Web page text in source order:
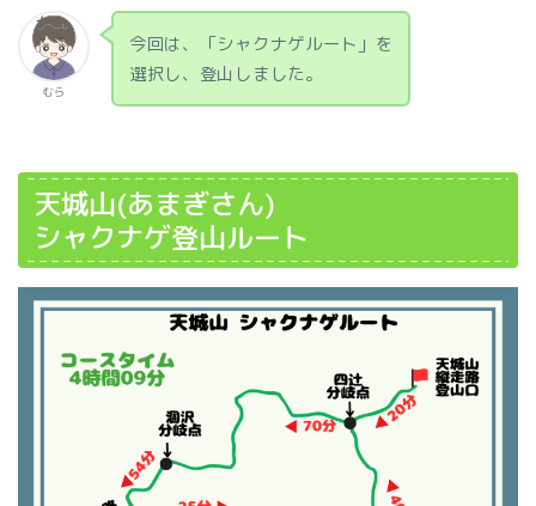
むら
今回は、「シャクナゲルート」を
選択し、登山しました。
天城山(あまぎさん)
シャクナゲ登山ルート